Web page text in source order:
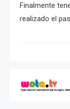
Finalmente
realizado el